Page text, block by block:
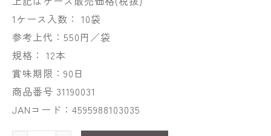
1ケース入数： 10袋
参考上代：550円／袋
規格： 12本
賞味期限：90日
商品番号 31190031
JANコード：4595988103035